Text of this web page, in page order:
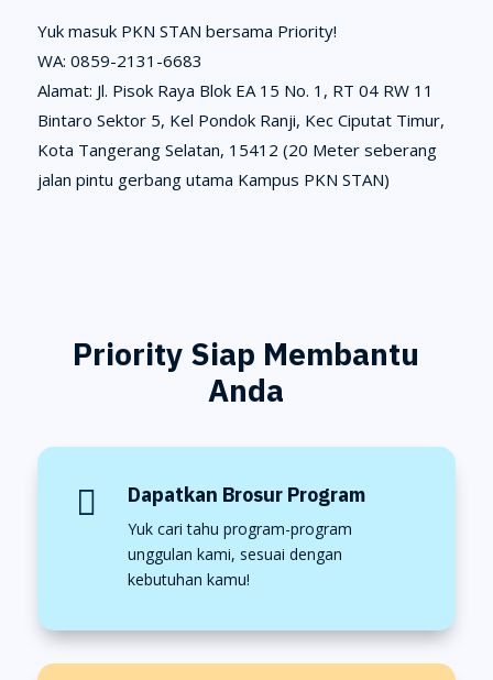
Yuk masuk PKN STAN bersama Priority!
WA: 0859-2131-6683
Alamat: Jl. Pisok Raya Blok EA 15 No. 1, RT 04 RW 11
Bintaro Sektor 5, Kel Pondok Ranji, Kec Ciputat Timur,
Kota Tangerang Selatan, 15412 (20 Meter seberang
jalan pintu gerbang utama Kampus PKN STAN)
Priority Siap Membantu
Anda
 Dapatkan Brosur Program
Yuk cari tahu program-program
unggulan kami, sesuai dengan
kebutuhan kamu!